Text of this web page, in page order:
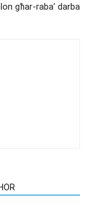
għar-raba’ darba